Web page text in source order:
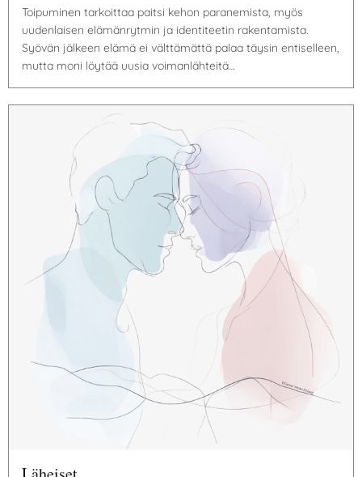
Toipuminen tarkoittaa paitsi kehon paranemista, myös
uudenlaisen elämänrytmin ja identiteetin rakentamista.
Syövän jälkeen elämä ei välttämättä palaa täysin entiselleen,
mutta moni löytää uusia voimanlähteitä…